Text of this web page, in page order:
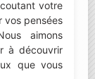
votre
vos pensées
aimons
à découvrir
que vous